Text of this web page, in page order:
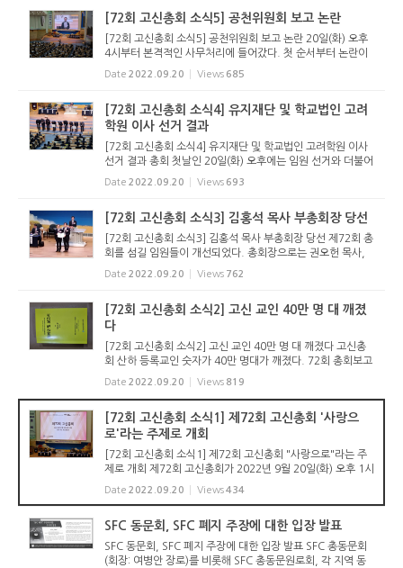
[72회 고신총회 소식5] 공천위원회 보고 논란
[72회 고신총회 소식5] 공천위원회 보고 논란 20일(화) 오후
4시부터 본격적인 사무처리에 들어갔다. 첫 순서부터 논란이
있었다. 공천위원회 보고에 대한 문제제기가 있었던 것. 총회
재판국, 총회감사국, 선거관리위원회의 구성에 있어서 지역
Date 2022.09.20 Views 685
[72회 고신총회 소식4] 유지재단 및 학교법인 고려
학원 이사 선거 결과
[72회 고신총회 소식4] 유지재단 및 학교법인 고려학원 이사
선거 결과 총회 첫날인 20일(화) 오후에는 임원 선거와 더불어
총회유지재단 및 학교법인 고려학원 이사 선출이 있었다. 선출
된 이사는 다음과 같다. <총회유지재단 이사 당선자> 정영락
Date 2022.09.20 Views 693
[72회 고신총회 소식3] 김홍석 목사 부총회장 당선
[72회 고신총회 소식3] 김홍석 목사 부총회장 당선 제72회 총
회를 섬길 임원들이 개선되었다. 총회장으로는 권오헌 목사,
목사부총회장에 김홍석 목사, 장로부총회장에 전우수 장로가
당선되었다. 지난 해에 이어 각축을 벌인 서기에는 소재운 목
Date 2022.09.20 Views 762
[72회 고신총회 소식2] 고신 교인 40만 명 대 깨졌
다
[72회 고신총회 소식2] 고신 교인 40만 명 대 깨졌다 고신총
회 산하 등록교인 숫자가 40만 명대가 깨졌다. 72회 총회보고
서에 실린 통계에 의하면 2022년 2월 현재 고신교회에 등록
된 교인은 388,682명으로 지난해 401,538명에 비해 12,85
6명이 줄었다. 등록...
Date 2022.09.20 Views 819
[72회 고신총회 소식1] 제72회 고신총회 '사랑으
로'라는 주제로 개회
[72회 고신총회 소식1] 제72회 고신총회 "사랑으로"라는 주
제로 개회 제72회 고신총회가 2022년 9월 20일(화) 오후 1시
포도원교회 드림센터에서 개회했다. 총회는 본격적인 회무에
앞서 개회에배를 드렸다. 총회장 강학근 목사가 예배 인도를
Date 2022.09.20 Views434
SFC 동문회, SFC 폐지 주장에 대한 입장 발표
SFC 동문회, SFC 폐지 주장에 대한 입장 발표 SFC 총동문회
(회장: 여병안 장로)를 비롯해 SFC 총동문원로회, 각 지역 동